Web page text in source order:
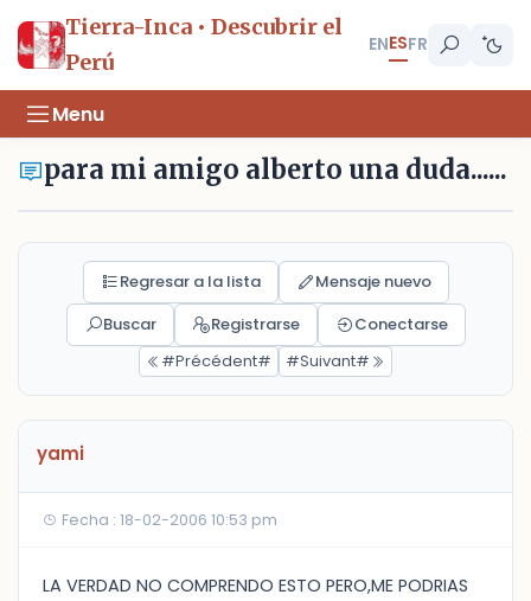
Tierra-Inca • Descubrir el
Perú
ENESFR
Menu
para mi amigo alberto una duda......
Regresar a la lista
Mensaje nuevo
Buscar
Registrarse
Conectarse
#Précédent#
#Suivant#
yami
Fecha : 18-02-2006 10:53 pm
LA VERDAD NO COMPRENDO ESTO PERO,ME PODRIAS